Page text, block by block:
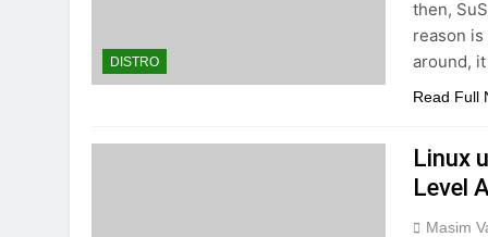
DISTRO
then,
reason
around,
Read Full
Linux
Level
Masim